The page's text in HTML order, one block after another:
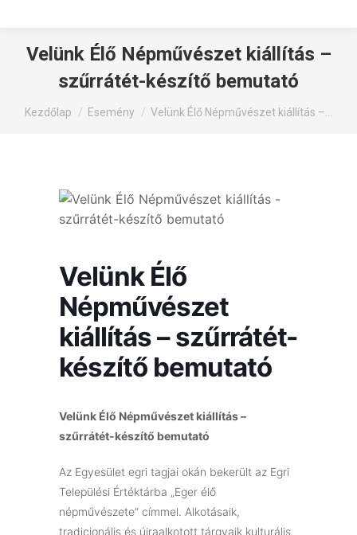
Velünk Élő Népművészet kiállítás –
szűrrátét-készítő bemutató
You are here:
Kezdőlap Esemény Velünk Élő Népművészet kiállítás –…
Velünk Élő
Népművészet
kiállítás – szűrrátét-
készítő bemutató
Velünk Élő Népművészet kiállítás –
szűrrátét-készítő bemutató
Az Egyesület egri tagjai okán bekerült az Egri
Települési Értéktárba „Eger élő
népművészete” címmel. Alkotásaik,
tradicionális és újraalkotott tárgyaik kulturális